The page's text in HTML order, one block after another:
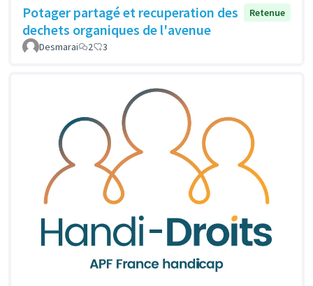
Potager partagé et recuperation des
dechets organiques de l'avenue
Retenue
Desmarai 2 3